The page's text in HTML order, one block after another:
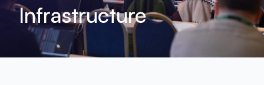
Infrastructure